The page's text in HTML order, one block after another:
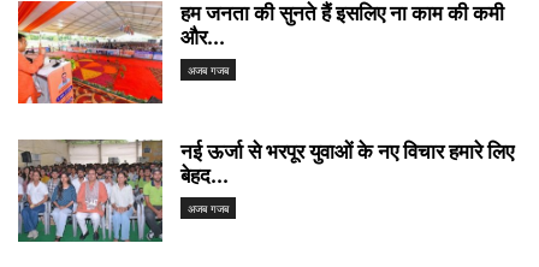
हम जनता की सुनते हैं इसलिए ना काम की कमी
और...
अजब गजब
नई ऊर्जा से भरपूर युवाओं के नए विचार हमारे लिए
बेहद...
अजब गजब